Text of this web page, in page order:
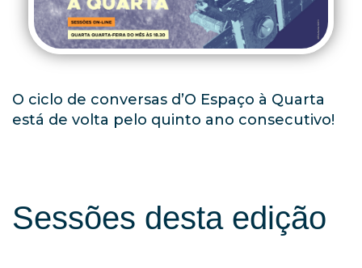
O ciclo de conversas d’O Espaço à Quarta
está de volta pelo quinto ano consecutivo!
Sessões desta edição